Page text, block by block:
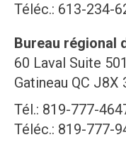
Téléc.: 613-234-
Bureau régional
60 Laval Suite
Gatineau QC J8X
Tél.: 819-777-
Téléc.: 819-777-